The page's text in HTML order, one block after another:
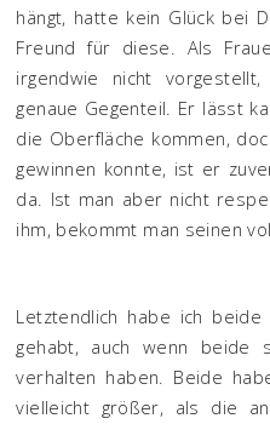
hängt, hatte kein Glück bei
Freund für diese. Als
irgendwie nicht
genaue Gegenteil. Er lässt
die Oberfläche kommen,
gewinnen konnte, ist er
da. Ist man aber nicht
ihm, bekommt man seinen
Letztendlich habe ich beide
gehabt, auch wenn beide
verhalten haben. Beide
vielleicht größer, als die